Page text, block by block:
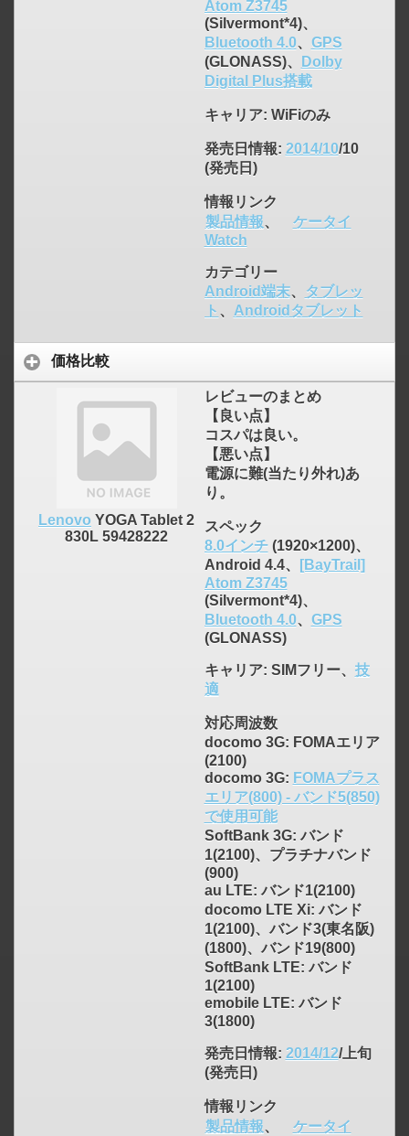
Atom Z3745
(Silvermont*4)、
Bluetooth 4.0、 GPS
(GLONASS)、
Dolby
Digital Plus搭載
キャリア: WiFiのみ
発売日情報: 2014/10/10
(発売日)
情報リンク
製品情報、
ケータイ
Watch
カテゴリー
Android端末、
タブレッ
ト 、 Androidタブレット
価格比較
Lenovo YOGA Tablet 2
830L 59428222
レビューのまとめ
【良い点】
コスパは良い。
【悪い点】
電源に難(当たり外れ)あ
り。
スペック
8.0インチ(1920×1200)、
Android 4.4、
[BayTrail]
Atom Z3745
(Silvermont*4)、
Bluetooth 4.0、 GPS
(GLONASS)
キャリア: SIMフリー、 技
適
対応周波数
docomo 3G: FOMAエリア
(2100)
docomo 3G: FOMAプラス
エリア(800) - バンド5(850)
で使用可能
SoftBank 3G: バンド
1(2100)、プラチナバンド
(900)
au LTE: バンド1(2100)
docomo LTE Xi: バンド
1(2100)、バンド3(東名阪)
(1800)、バンド19(800)
SoftBank LTE: バンド
1(2100)
emobile LTE: バンド
3(1800)
発売日情報: 2014/12/上旬
(発売日)
情報リンク
製品情報、
ケータイ
click to expand contents
click to expand contents